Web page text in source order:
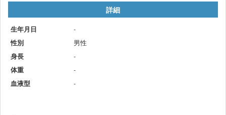
詳細
生年月日
-
性別
男性
身長
-
体重
-
血液型
-